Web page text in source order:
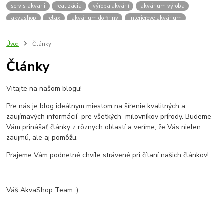
servis akvarii
realizácia výroba akvárií
akvárium výroba
akvashop
relax akvárium do firmy
interiérové akvárium
insektárium
skrinka
podstavec
Testudo horsfieldii
Korytnačka stepná
zriaďovanie terária
terárium pre suchozemskú korytnačku
želva
korytnačky
Bratislava
vyroba akvarii akvarium dovoz
rozvoz akvarií
záruka na akvárium
Úvod Články
Články
Vitajte na našom blogu!
Pre nás je blog ideálnym miestom na šírenie kvalitných a
zaujímavých informácií pre všetkých milovníkov prírody. Budeme
Vám prinášať články z rôznych oblastí a veríme, že Vás nielen
zaujmú, ale aj pomôžu.
Prajeme Vám podnetné chvíle strávené pri čítaní našich článkov!
Váš AkvaShop Team :)